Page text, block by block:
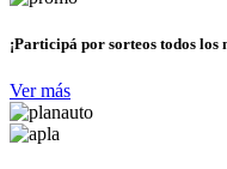
¡Participá por sorteos todos los
Ver más